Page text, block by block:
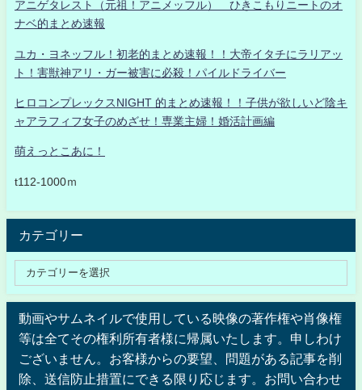
アニゲタレスト（元祖！アニメッフル） ひきこもりニートのオ
ナベ的まとめ速報
ユカ・ヨネッフル！初老的まとめ速報！！大帝イタチにラリアッ
ト！害獣神アリ・ガー被害に必殺！パイルドライバー
ヒロコンプレックスNIGHT 的まとめ速報！！子供が欲しいど陰キ
ャアラフィフ女子のめざせ！専業主婦！婚活計画編
萌えっとこあに！
t112-1000ｍ
カテゴリー
動画やサムネイルで使用している映像の著作権や肖像権
等は全てその権利所有者様に帰属いたします。申しわけ
ございません。お客様からの要望、問題がある記事を削
除、送信防止措置にできる限り応じます。お問い合わせ